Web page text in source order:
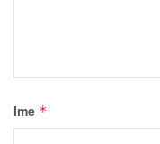
Ime *